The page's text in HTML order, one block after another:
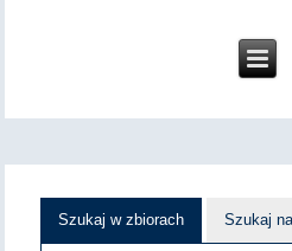
Szukaj w zbiorach Szukaj